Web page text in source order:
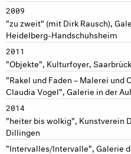
2009
"zu zweit" (mit Dirk Rausch),
Heidelberg-Handschuhsheim
2011
"Objekte", Kulturfoyer,
"Rakel und Faden – Malerei und
Claudia Vogel", Galerie in der
2014
"heiter bis wolkig", Kunstverein
Dillingen
"Intervalles/Intervalle", Galerie